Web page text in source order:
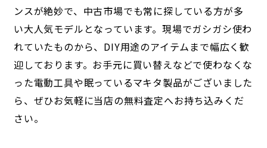
ンスが絶妙で、中古市場でも常に探している方が多
い大人気モデルとなっています。現場でガシガシ使わ
れていたものから、DIY用途のアイテムまで幅広く歓
迎しております。お手元に買い替えなどで使わなくな
った電動工具や眠っているマキタ製品がございました
ら、ぜひお気軽に当店の無料査定へお持ち込みくだ
さい。